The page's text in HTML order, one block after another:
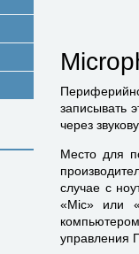
записывать
через
Место для
случае с
«Mic» или
управления